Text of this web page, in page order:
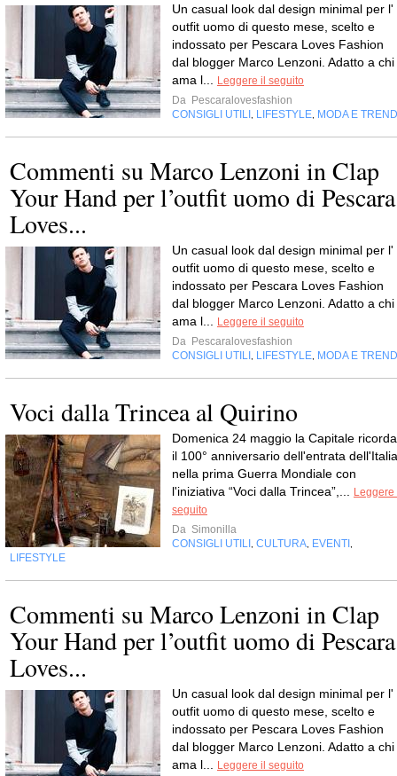
Un casual look dal design minimal per l'
outfit uomo di questo mese, scelto e
indossato per Pescara Loves Fashion
dal blogger Marco Lenzoni. Adatto a chi
ama l...
Leggere il seguito
Da Pescaralovesfashion
CONSIGLI UTILI
LIFESTYLE MODA E TREND
Commenti su Marco Lenzoni in Clap
Your Hand per l’outfit uomo di Pescara
Loves...
Un casual look dal design minimal per l'
outfit uomo di questo mese, scelto e
indossato per Pescara Loves Fashion
dal blogger Marco Lenzoni. Adatto a chi
ama l...
Leggere il seguito
Da Pescaralovesfashion
CONSIGLI UTILI
LIFESTYLE MODA E TREND
Voci dalla Trincea al Quirino
Domenica 24 maggio la Capitale ricorda
il 100° anniversario dell'entrata dell'Italia
nella prima Guerra Mondiale con
l'iniziativa “Voci dalla Trincea”,...
Leggere
seguito
Da Simonilla
CONSIGLI UTILI
CULTURA EVENTI
LIFESTYLE
Commenti su Marco Lenzoni in Clap
Your Hand per l’outfit uomo di Pescara
Loves...
Un casual look dal design minimal per l'
outfit uomo di questo mese, scelto e
indossato per Pescara Loves Fashion
dal blogger Marco Lenzoni. Adatto a chi
ama l...
Leggere il seguito